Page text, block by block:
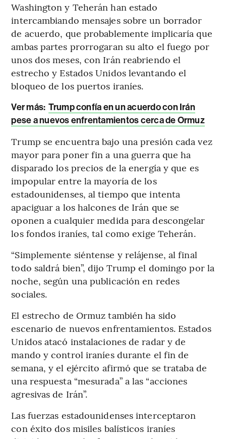
Washington y Teherán han estado
intercambiando mensajes sobre un borrador
de acuerdo, que probablemente implicaría que
ambas partes prorrogaran su alto el fuego por
unos dos meses, con Irán reabriendo el
estrecho y Estados Unidos levantando el
bloqueo de los puertos iraníes.
Ver más: Trump confía en un acuerdo con Irán
pese a nuevos enfrentamientos cerca de Ormuz
Trump se encuentra bajo una presión cada vez
mayor para poner fin a una guerra que ha
disparado los precios de la energía y que es
impopular entre la mayoría de los
estadounidenses, al tiempo que intenta
apaciguar a los halcones de Irán que se
oponen a cualquier medida para descongelar
los fondos iraníes, tal como exige Teherán.
“Simplemente siéntense y relájense, al final
todo saldrá bien”, dijo Trump el domingo por la
noche, según una publicación en redes
sociales.
El estrecho de Ormuz también ha sido
escenario de nuevos enfrentamientos. Estados
Unidos atacó instalaciones de radar y de
mando y control iraníes durante el fin de
semana, y el ejército afirmó que se trataba de
una respuesta “mesurada” a las “acciones
agresivas de Irán”.
Las fuerzas estadounidenses interceptaron
con éxito dos misiles balísticos iraníes